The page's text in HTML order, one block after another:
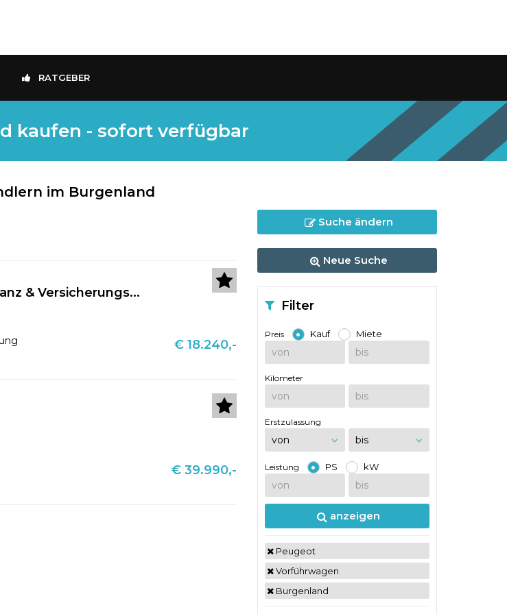
RATGEBER
kaufen - sofort verfügbar
im Burgenland
Suche ändern
Neue Suche
Filter
Preis Kauf Miete
Kilometer
Erstzulassung
Leistung PS kW
anzeigen
Peugeot
Vorführwagen
Burgenland
& Versicherungs...
€ 18.240,-
€ 39.990,-